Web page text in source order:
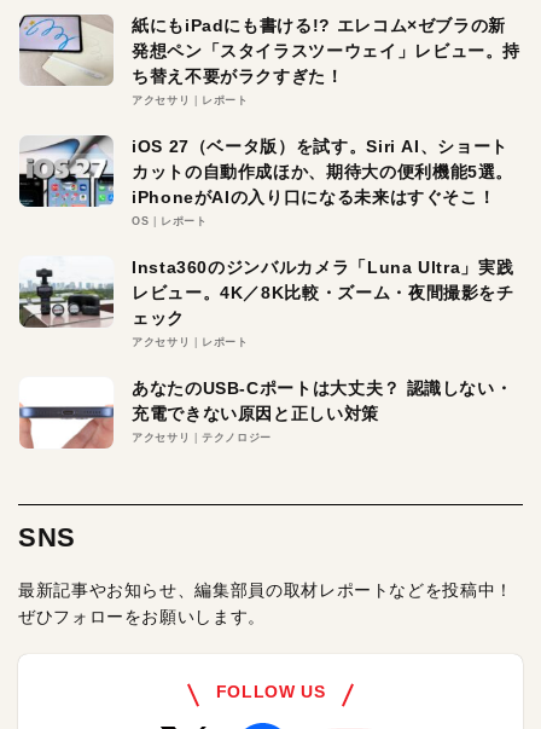
紙にもiPadにも書ける!? エレコム×ゼブラの新
発想ペン「スタイラスツーウェイ」レビュー。持
ち替え不要がラクすぎた！
アクセサリ レポート
iOS 27（ベータ版）を試す。Siri AI、ショート
カットの自動作成ほか、期待大の便利機能5選。
iPhoneがAIの入り口になる未来はすぐそこ！
OS レポート
Insta360のジンバルカメラ「Luna Ultra」実践
レビュー。4K／8K比較・ズーム・夜間撮影をチ
ェック
アクセサリ レポート
あなたのUSB-Cポートは大丈夫？ 認識しない・
充電できない原因と正しい対策
アクセサリ テクノロジー
SNS
最新記事やお知らせ、編集部員の取材レポートなどを投稿中！
ぜひフォローをお願いします。
FOLLOW US